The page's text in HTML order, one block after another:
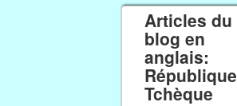
Articles du
blog en
anglais:
République
Tchèque